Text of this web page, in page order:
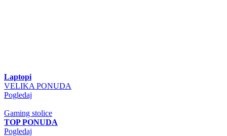
Laptopi
VELIKA PONUDA
Pogledaj
Gaming stolice
TOP PONUDA
Pogledaj